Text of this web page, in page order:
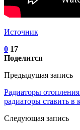
Источник
0 17
Поделится
Предыдущая запись
Радиаторы
радиаторы ставить в
Следующая запись